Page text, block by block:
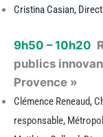
Cristina Casian,
9h50 – 10h20
publics
Provence »
Clémence Reneaud,
responsable,